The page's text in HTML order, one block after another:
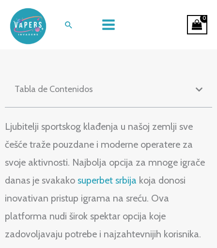
contenido
Buscar
Iskustvo klađenja uz Superbet
platformu u Srbiji
Tabla de Contenidos
Ljubitelji sportskog klađenja u našoj zemlji sve
češće traže pouzdane i moderne operatere za
svoje aktivnosti. Najbolja opcija za mnoge igrače
danas je svakako superbet srbija koja donosi
inovativan pristup igrama na sreću. Ova
platforma nudi širok spektar opcija koje
zadovoljavaju potrebe i najzahtevnijih korisnika.